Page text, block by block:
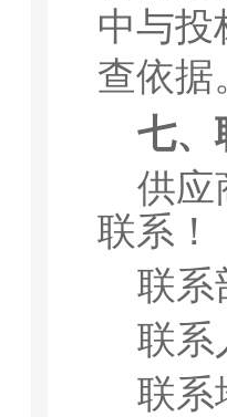
中与投
查依据
七、
供应
联系！
联系
联系
联系